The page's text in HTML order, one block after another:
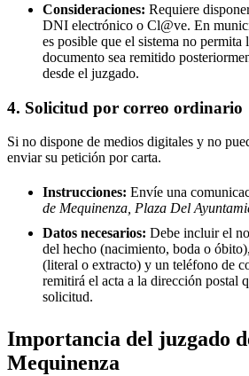
Consideraciones: Requiere
DNI electrónico o Cl@ve. En
es posible que el sistema no permita
documento sea remitido
desde el juzgado.
4. Solicitud por correo ordinario
Si no dispone de medios digitales y no
enviar su petición por carta.
Instrucciones: Envíe una
de Mequinenza, Plaza Del
Datos necesarios: Debe incluir el
del hecho (nacimiento, boda o
(literal o extracto) y un teléfono de
remitirá el acta a la dirección postal
solicitud.
Importancia del juzgado
Mequinenza